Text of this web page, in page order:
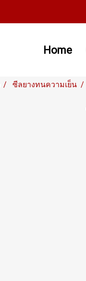
Home
ซีลยางทนความเย็น